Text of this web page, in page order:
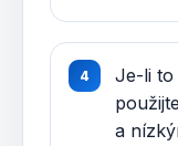
Je-li to
a